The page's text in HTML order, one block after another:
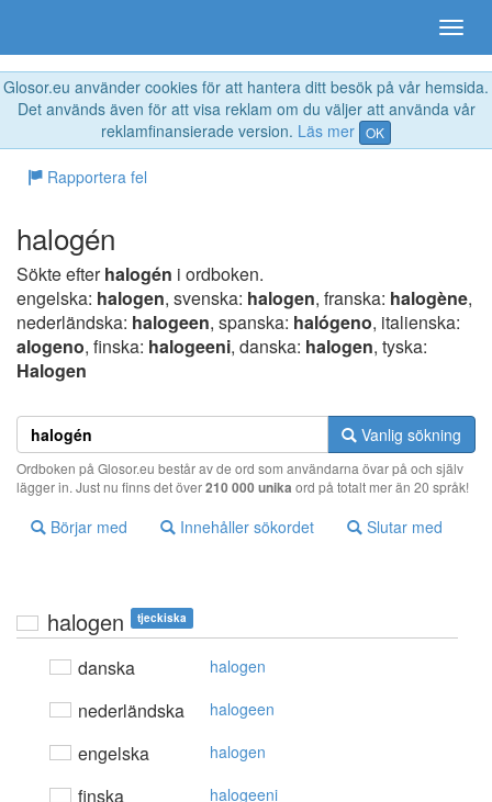
Glosor.eu använder cookies för att hantera ditt besök på vår hemsida.
Det används även för att visa reklam om du väljer att använda vår
reklamfinansierade version. Läs mer OK
Rapportera fel
halogén
Sökte efterhalogén i ordboken.
engelska: halogen, svenska: halogen, franska: halogène,
nederländska: halogeen, spanska: halógeno, italienska:
alogeno, finska: halogeeni, danska: halogen, tyska:
Halogen
Vanlig sökning
Ordboken på Glosor.eu består av de ord som användarna övar på och själv
lägger in. Just nu finns det över210 000 unika ord på totalt mer än 20 språk!
Börjar med Innehåller sökordet Slutar med
halogen tjeckiska
danska halogen
nederländska halogeen
engelska halogen
finska halogeeni